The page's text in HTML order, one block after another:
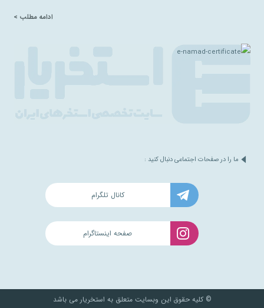
ادامه مطلب >
ما را در صفحات اجتماعی دنبال کنید :
کانال تلگرام
صفحه اینستاگرام
© کلیه حقوق این وبسایت متعلق به استخریار می باشد